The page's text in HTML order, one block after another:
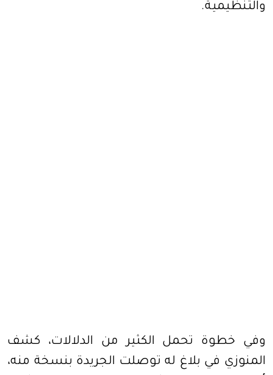
والتنظيمية.
وفي خطوة تحمل الكثير من الدلالات، كشف
المنوزي في بلاغ له توصلت الجريدة بنسخة منه،